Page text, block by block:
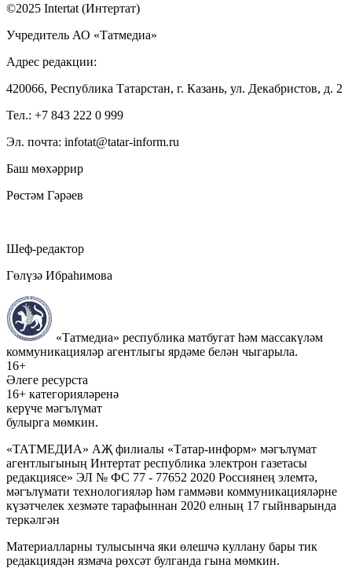
©2025 Intertat (Интертат)
Учредитель АО «Татмедиа»
Адрес редакции:
420066, Республика Татарстан, г. Казань, ул. Декабристов, д. 2
Тел.: +7 843 222 0 999
Эл. почта: infotat@tatar-inform.ru
Баш мөхәррир
Рөстәм Гәрәев
Шеф-редактор
Гөлүзә Ибраһимова
«Татмедиа» республика матбугат һәм массакүләм
коммуникацияләр агентлыгы ярдәме белән чыгарыла.
16+
Әлеге ресурста
16+ категорияләренә
керүче мәгълүмат
булырга мөмкин.
«ТАТМЕДИА» АҖ филиалы «Татар-информ» мәгълүмат
агентлыгының Интертат республика электрон газетасы
редакциясе» ЭЛ № ФС 77 - 77652 2020 Россиянең элемтә,
мәгълүмати технологияләр һәм гаммәви коммуникацияләрне
күзәтчелек хезмәте тарафыннан 2020 елның 17 гыйнварында
теркәлгән
Материалларны тулысынча яки өлешчә куллану бары тик
редакциядән язмача рөхсәт булганда гына мөмкин.